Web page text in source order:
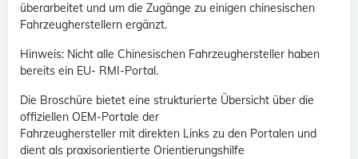
überarbeitet und um die Zugänge zu einigen chinesischen
Fahrzeugherstellern ergänzt.
Hinweis: Nicht alle Chinesischen Fahrzeughersteller haben
bereits ein EU- RMI-Portal.
Die Broschüre bietet eine strukturierte Übersicht über die
offiziellen OEM-Portale der
Fahrzeughersteller mit direkten Links zu den Portalen und
dient als praxisorientierte Orientierungshilfe